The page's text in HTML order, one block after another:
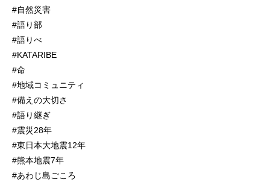
#自然災害
#語り部
#語りべ
#KATARIBE
#命
#地域コミュニティ
#備えの大切さ
#語り継ぎ
#震災28年
#東日本大地震12年
#熊本地震7年
#あわじ島ごころ